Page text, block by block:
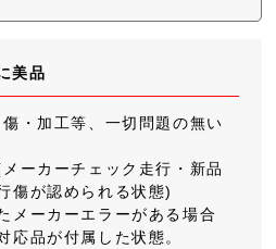
美品
・加工等、一切問題の無い
ーカーチェック走行・新品
傷が認められる状態)
メーカーエラーがある場合
応品が付属した状態。